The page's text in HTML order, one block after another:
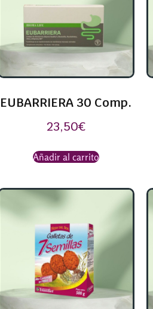
EUBARRIERA 30 Comp.
23,50€
Añadir al carrito